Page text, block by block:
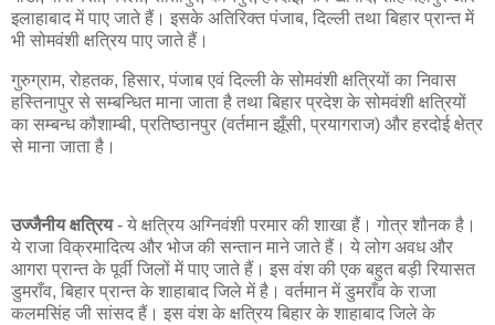
इलाहाबाद में पाए जाते हैं। इसके अतिरिक्त पंजाब, दिल्ली तथा बिहार प्रान्त में
भी सोमवंशी क्षत्रिय पाए जाते हैं।
गुरुग्राम, रोहतक, हिसार, पंजाब एवं दिल्ली के सोमवंशी क्षत्रियों का निवास
हस्तिनापुर से सम्बन्धित माना जाता है तथा बिहार प्रदेश के सोमवंशी क्षत्रियों
का सम्बन्ध कौशाम्बी, प्रतिष्ठानपुर (वर्तमान झूँसी, प्रयागराज) और हरदोई क्षेत्र
से माना जाता है।
उज्जैनीय क्षत्रिय- ये क्षत्रिय अग्निवंशी परमार की शाखा हैं। गोत्र शौनक है।
ये राजा विक्रमादित्य और भोज की सन्तान माने जाते हैं। ये लोग अवध और
आगरा प्रान्त के पूर्वी जिलों में पाए जाते हैं। इस वंश की एक बहुत बड़ी रियासत
डुमराँव, बिहार प्रान्त के शाहाबाद जिले में है। वर्तमान में डुमराँव के राजा
कलमसिंह जी सांसद हैं। इस वंश के क्षत्रिय बिहार के शाहाबाद जिले के